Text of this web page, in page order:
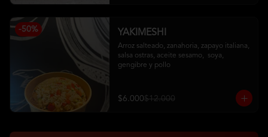
-50% YAKIMESHI
Arroz salteado, zanahoria, zapayo italiana,
salsa ostras, aceite sesamo,  soya,
gengibre y pollo
$6.000$12.000